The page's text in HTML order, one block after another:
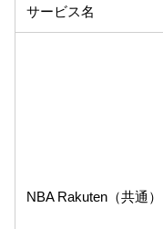
サービス名
NBA Rakuten（共通）